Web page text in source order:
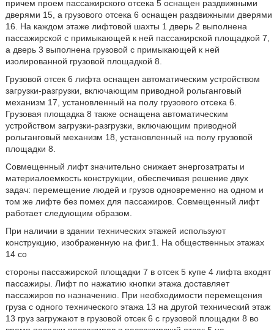
причем проем пассажирского отсека 5 оснащен раздвижными
дверями 15, а грузового отсека 6 оснащен раздвижными дверями
16. На каждом этаже лифтовой шахты 1 дверь 2 выполнена
пассажирской с примыкающей к ней пассажирской площадкой 7,
а дверь 3 выполнена грузовой с примыкающей к ней
изолированной грузовой площадкой 8.
Грузовой отсек 6 лифта оснащен автоматическим устройством
загрузки-разгрузки, включающим приводной рольганговый
механизм 17, установленный на полу грузового отсека 6.
Грузовая площадка 8 также оснащена автоматическим
устройством загрузки-разгрузки, включающим приводной
рольганговый механизм 18, установленный на полу грузовой
площадки 8.
Совмещенный лифт значительно снижает энергозатраты и
материалоемкость конструкции, обеспечивая решение двух
задач: перемещение людей и грузов одновременно на одном и
том же лифте без помех для пассажиров. Совмещенный лифт
работает следующим образом.
При наличии в здании технических этажей используют
конструкцию, изображенную на фиг.1. На общественных этажах
14 со
стороны пассажирской площадки 7 в отсек 5 купе 4 лифта входят
пассажиры. Лифт по нажатию кнопки этажа доставляет
пассажиров по назначению. При необходимости перемещения
груза с одного технического этажа 13 на другой технический этаж
13 груз загружают в грузовой отсек 6 с грузовой площадки 8 во